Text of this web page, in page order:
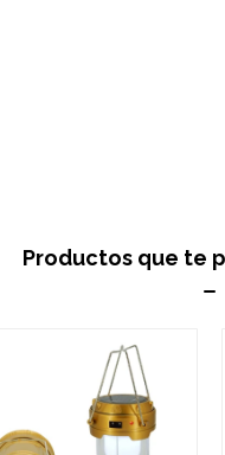
Productos que te